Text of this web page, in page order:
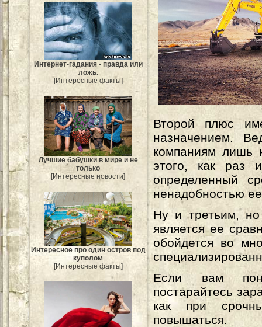
Интернет-гадания - правда или
ложь.
[Интересные факты]
Лучшие бабушки в мире и не
только
[Интересные новости]
Интересное про один остров под
куполом
[Интересные факты]
Второй плюс
назначением.
компаниям лишь
этого, как раз
определенный
ненадобностью
Ну и третьим,
является ее
обойдется во
Если вам
постарайтесь
как при
повышаться.